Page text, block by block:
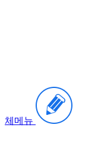
체메뉴